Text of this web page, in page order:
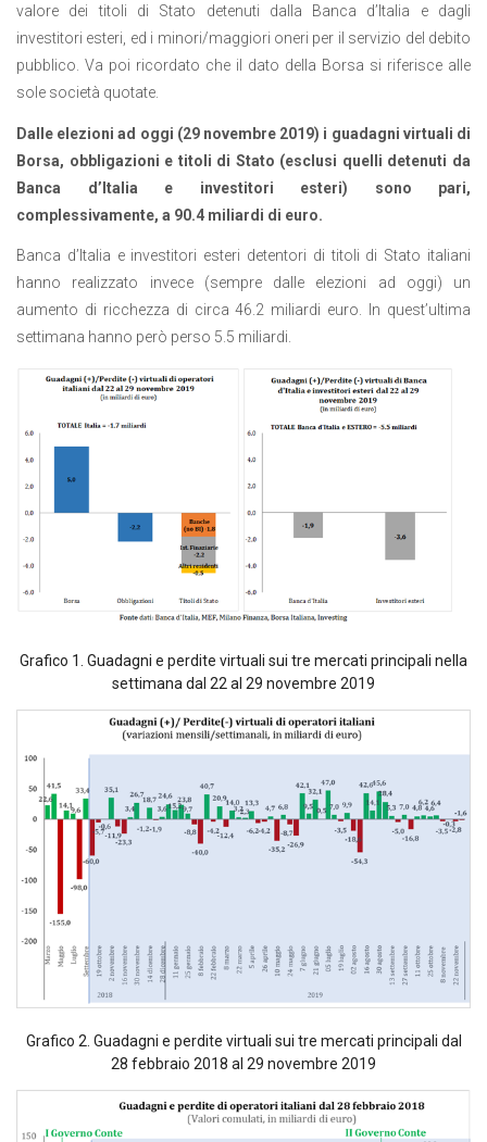
valore dei titoli di Stato detenuti dalla Banca d’Italia e dagli
investitori esteri, ed i minori/maggiori oneri per il servizio del debito
pubblico. Va poi ricordato che il dato della Borsa si riferisce alle
sole società quotate.
Dalle elezioni ad oggi (29 novembre 2019) i guadagni virtuali di
Borsa, obbligazioni e titoli di Stato (esclusi quelli detenuti da
Banca d’Italia e investitori esteri) sono pari,
complessivamente, a 90.4 miliardi di euro.
Banca d’Italia e investitori esteri detentori di titoli di Stato italiani
hanno realizzato invece (sempre dalle elezioni ad oggi) un
aumento di ricchezza di circa 46.2 miliardi euro. In quest’ultima
settimana hanno però perso 5.5 miliardi.
Grafico 1. Guadagni e perdite virtuali sui tre mercati principali nella
settimana dal 22 al 29 novembre 2019
Grafico 2. Guadagni e perdite virtuali sui tre mercati principali dal
28 febbraio 2018 al 29 novembre 2019